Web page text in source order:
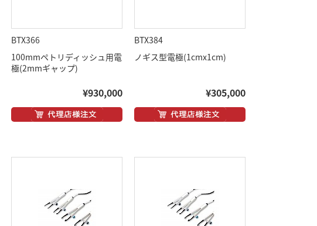
BTX366
100mmペトリディッシュ用電
極(2mmギャップ)
¥930,000
BTX384
ノギス型電極(1cmx1cm)
¥305,000